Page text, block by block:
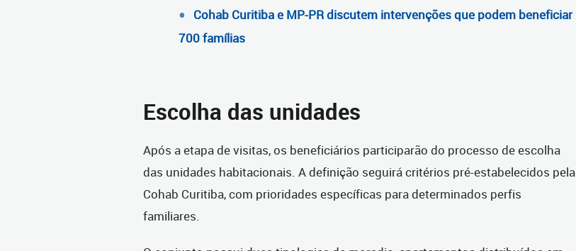
Cohab Curitiba e MP-PR discutem intervenções que podem beneficiar
700 famílias
Escolha das unidades
Após a etapa de visitas, os beneficiários participarão do processo de escolha
das unidades habitacionais. A definição seguirá critérios pré-estabelecidos pela
Cohab Curitiba, com prioridades específicas para determinados perfis
familiares.